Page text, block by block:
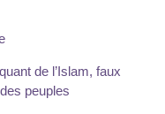
de l’Islam, faux
peuples